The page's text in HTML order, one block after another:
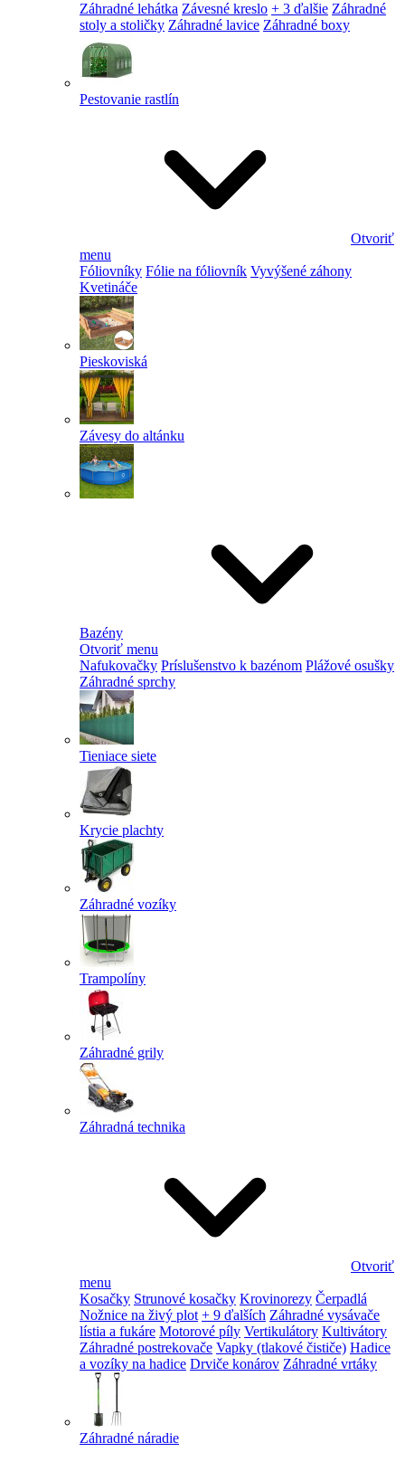
Záhradné lehátka Závesné kreslo + 3 ďalšie Záhradné
stoly a stoličky Záhradné lavice Záhradné boxy
Pestovanie rastlín
Otvoriť
menu
Fóliovníky Fólie na fóliovník Vyvýšené záhony
Kvetináče
Pieskoviská
Závesy do altánku
Bazény
Otvoriť menu
Nafukovačky Príslušenstvo k bazénom Plážové osušky
Záhradné sprchy
Tieniace siete
Krycie plachty
Záhradné vozíky
Trampolíny
Záhradné grily
Záhradná technika
Otvoriť
menu
Kosačky Strunové kosačky Krovinorezy Čerpadlá
Nožnice na živý plot + 9 ďalších Záhradné vysávače
lístia a fukáre Motorové píly Vertikulátory Kultivátory
Záhradné postrekovače Vapky (tlakové čističe) Hadice
a vozíky na hadice Drviče konárov Záhradné vrtáky
Záhradné náradie